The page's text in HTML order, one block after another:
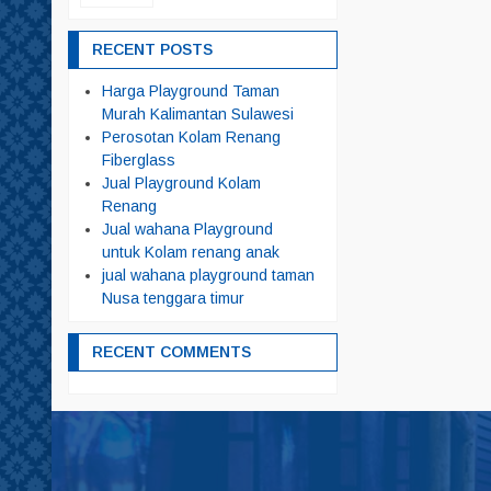
RECENT POSTS
Harga Playground Taman
Murah Kalimantan Sulawesi
Perosotan Kolam Renang
Fiberglass
Jual Playground Kolam
Renang
Jual wahana Playground
untuk Kolam renang anak
jual wahana playground taman
Nusa tenggara timur
RECENT COMMENTS